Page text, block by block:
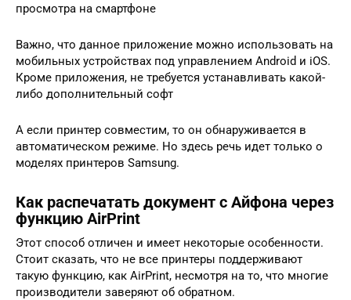
просмотра на смартфоне
Важно, что данное приложение можно использовать на
мобильных устройствах под управлением Android и iOS.
Кроме приложения, не требуется устанавливать какой-
либо дополнительный софт
А если принтер совместим, то он обнаруживается в
автоматическом режиме. Но здесь речь идет только о
моделях принтеров Samsung.
Как распечатать документ с Айфона через
функцию AirPrint
Этот способ отличен и имеет некоторые особенности.
Стоит сказать, что не все принтеры поддерживают
такую функцию, как AirPrint, несмотря на то, что многие
производители заверяют об обратном.